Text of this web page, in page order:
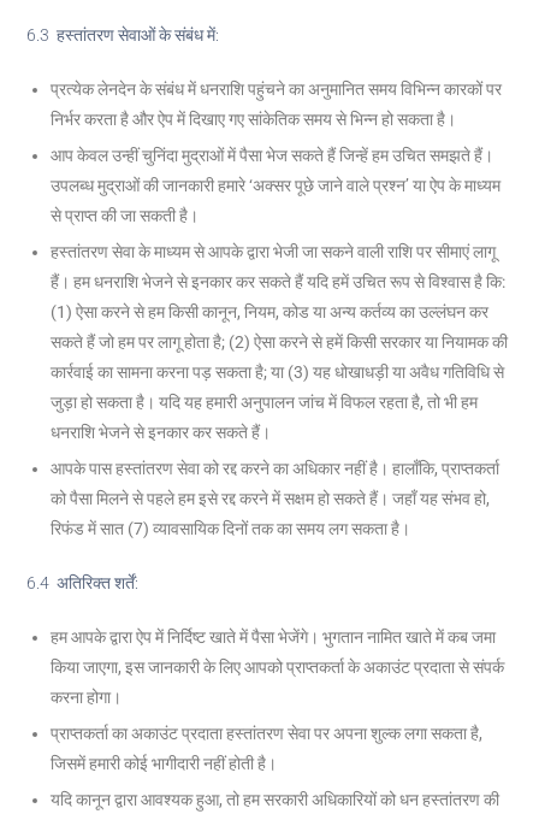
6.3 हस्तांतरण सेवाओं के संबंध में:
प्रत्येक लेनदेन के संबंध में धनराशि पहुंचने का अनुमानित समय विभिन्न कारकों पर
निर्भर करता है और ऐप में दिखाए गए सांकेतिक समय से भिन्न हो सकता है।
आप केवल उन्हीं चुनिंदा मुद्राओं में पैसा भेज सकते हैं जिन्हें हम उचित समझते हैं।
उपलब्ध मुद्राओं की जानकारी हमारे ‘अक्सर पूछे जाने वाले प्रश्न’ या ऐप के माध्यम
से प्राप्त की जा सकती है।
हस्तांतरण सेवा के माध्यम से आपके द्वारा भेजी जा सकने वाली राशि पर सीमाएं लागू
हैं। हम धनराशि भेजने से इनकार कर सकते हैं यदि हमें उचित रूप से विश्वास है कि:
(1) ऐसा करने से हम किसी कानून, नियम, कोड या अन्य कर्तव्य का उल्लंघन कर
सकते हैं जो हम पर लागू होता है; (2) ऐसा करने से हमें किसी सरकार या नियामक की
कार्रवाई का सामना करना पड़ सकता है; या (3) यह धोखाधड़ी या अवैध गतिविधि से
जुड़ा हो सकता है। यदि यह हमारी अनुपालन जांच में विफल रहता है, तो भी हम
धनराशि भेजने से इनकार कर सकते हैं।
आपके पास हस्तांतरण सेवा को रद्द करने का अधिकार नहीं है। हालाँकि, प्राप्तकर्ता
को पैसा मिलने से पहले हम इसे रद्द करने में सक्षम हो सकते हैं। जहाँ यह संभव हो,
रिफंड में सात (7) व्यावसायिक दिनों तक का समय लग सकता है।
6.4 अतिरिक्त शर्तें:
हम आपके द्वारा ऐप में निर्दिष्ट खाते में पैसा भेजेंगे। भुगतान नामित खाते में कब जमा
किया जाएगा, इस जानकारी के लिए आपको प्राप्तकर्ता के अकाउंट प्रदाता से संपर्क
करना होगा।
प्राप्तकर्ता का अकाउंट प्रदाता हस्तांतरण सेवा पर अपना शुल्क लगा सकता है,
जिसमें हमारी कोई भागीदारी नहीं होती है।
यदि कानून द्वारा आवश्यक हुआ, तो हम सरकारी अधिकारियों को धन हस्तांतरण की